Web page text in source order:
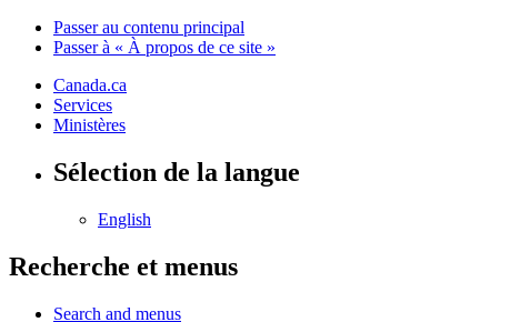
Passer au contenu principal
Passer à « À propos de ce site »
Canada.ca
Services
Ministères
Sélection de la langue
English
Recherche et menus
Search and menus